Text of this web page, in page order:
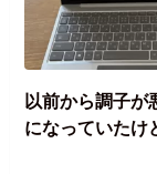
以前から調子が
になっていたけ